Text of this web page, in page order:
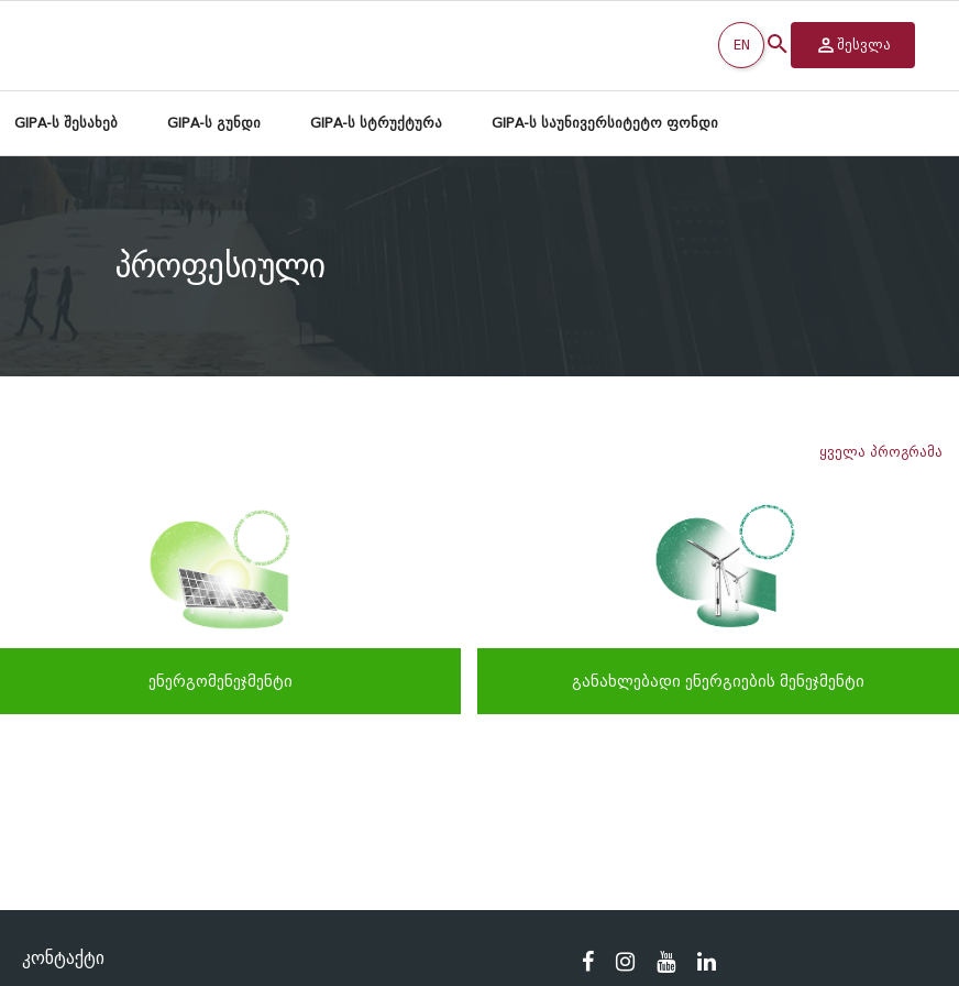
EN შესვლა
GIPA-ს შესახებ GIPA-ს გუნდი GIPA-ს სტრუქტურა GIPA-ს საუნივერსიტეტო ფონდი
პროფესიული
ყველა პროგრამა
ენერგომენეჯმენტი განახლებადი ენერგიების მენეჯმენტი
კონტაქტი